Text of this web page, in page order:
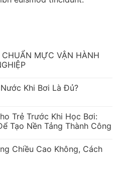
CHUẨN MỰC VẬN HÀNH
Khi Bơi Là Đủ?
Trẻ Trước Khi Học Bơi:
Tạo Nền Tảng Thành Công
Chiều Cao Không, Cách